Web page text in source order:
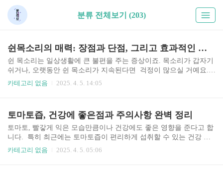
분류 전체보기 (203)
쉰목소리의 매력: 장점과 단점, 그리고 효과적인 활용법
쉰 목소리는 일상생활에 큰 불편을 주는 증상이죠. 목소리가 갑자기
쉬거나, 오랫동안 쉰 목소리가 지속된다면 걱정이 많으실 거예요.
저 또한 몇 년 전, 중요한 발표를 앞두고 갑자기 목소리가 쉬어서 당
한 염증부터 심각한 질환까지 다양한 원인으로 발생할 수 있습니다.
가장 흔한 원인은 과도한 목 사용이나 잘못된 발성 습관이에요. 목
소리를 많이 사용하는 직업을 가진 분들이나, 평소 큰 소리로 말하는
습관이 있는 분들은 쉰 목소리에 더욱 취약하다고 합니다. 또한 감기
나 인후염 같은 상기도 감염도 쉰 목소리를 유발..
카테고리 없음 2025. 4. 5. 14:05
토마토즙, 건강에 좋은점과 주의사항 완벽 정리
토마토, 빨갛게 익은 모습만큼이나 건강에도 좋은 영향을 준다고 합
니다. 특히 최근에는 토마토즙이 편리하게 섭취할 수 있는 건강 음
료로 많은 사랑을 받고 있죠. 저도 꾸준히 토마토즙을 마시면서 건
카테고리 없음 2025. 4. 5. 05:06